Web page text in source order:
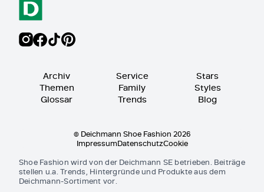
Archiv
Themen
Glossar
Service
Family
Trends
Stars
Styles
Blog
© Deichmann Shoe Fashion 2026
ImpressumDatenschutzCookie
Shoe Fashion wird von der Deichmann SE betrieben. Beiträge
stellen u.a. Trends, Hintergründe und Produkte aus dem
Deichmann-Sortiment vor.